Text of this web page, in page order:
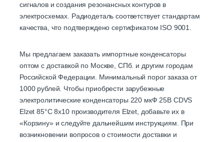
сигналов и создания резонансных контуров в
электросхемах. Радиодеталь соответствует стандартам
качества, что подтверждено сертификатом ISO 9001.
Мы предлагаем заказать импортные конденсаторы
оптом с доставкой по Москве, СПб. и другим городам
Российской Федерации. Минимальный порог заказа от
1000 рублей. Чтобы приобрести зарубежные
электролитические конденсаторы 220 мкФ 25В CDVS
Elzet 85°C 8х10 производителя Elzet, добавьте их в
«Корзину» и следуйте дальнейшим инструкциям. При
возникновении вопросов о стоимости доставки и